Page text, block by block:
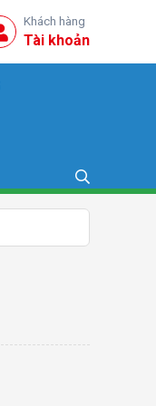
Khách hàng
Tài khoản